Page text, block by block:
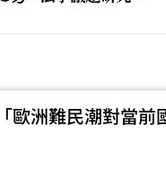
歐洲難民潮對當前